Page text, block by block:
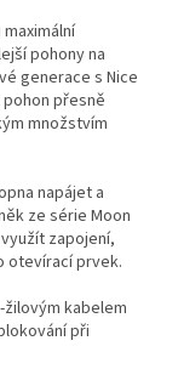
pohony na
generace s Nice
přesně
množstvím
napájet a
ze série Moon
zapojení,
otevírací prvek.
kabelem
při